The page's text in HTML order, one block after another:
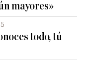
mayores»
todo, tú